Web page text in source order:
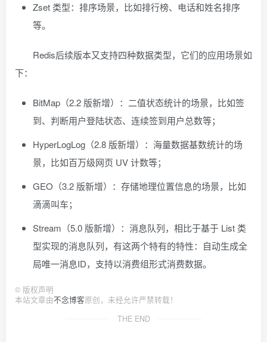
Zset 类型：排序场景，比如排行榜、电话和姓名排序
等。
Redis后续版本又支持四种数据类型，它们的应用场景如
下：
BitMap（2.2 版新增）：二值状态统计的场景，比如签
到、判断用户登陆状态、连续签到用户总数等；
HyperLogLog（2.8 版新增）：海量数据基数统计的场
景，比如百万级网页 UV 计数等；
GEO（3.2 版新增）：存储地理位置信息的场景，比如
滴滴叫车；
Stream（5.0 版新增）：消息队列，相比于基于 List 类
型实现的消息队列，有这两个特有的特性：自动生成全
局唯一消息ID，支持以消费组形式消费数据。
© 版权声明
本站文章由不念博客原创，未经允许严禁转载！
THE END